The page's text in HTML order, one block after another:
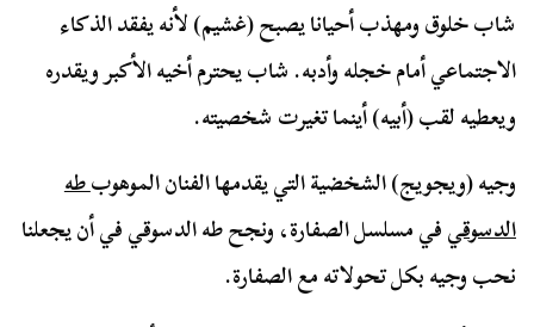
شاب خلوق ومهذب أحيانا يصبح (غشيم) لأنه يفقد الذكاء
الاجتماعي أمام خجله وأدبه. شاب يحترم أخيه الأكبر ويقدره
ويعطيه لقب (أبيه) أينما تغيرت شخصيته.
وجيه (ويجويج) الشخضية التي يقدمها الفنان الموهوبطه
الدسوقيفي مسلسل الصفارة، ونجح طه الدسوقي في أن يجعلنا
نحب وجيه بكل تحولاته مع الصفارة.